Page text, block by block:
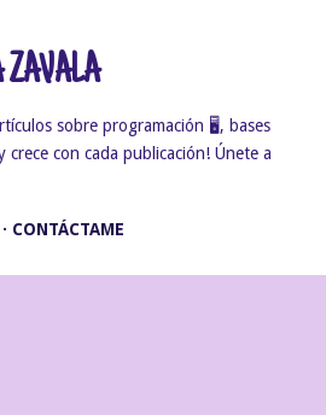
sobre programación 🖥️, bases
con cada publicación! Únete a
CONTÁCTAME